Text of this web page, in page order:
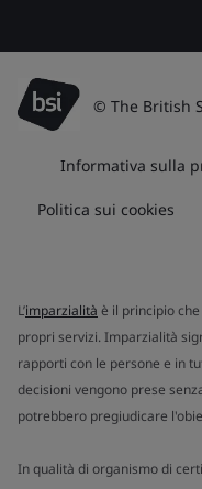
© The British
Informativa sulla
Politica sui cookies
L’imparzialità è il principio
propri servizi. Imparzialità
rapporti con le persone e in
decisioni vengono prese
potrebbero pregiudicare
In qualità di organismo di